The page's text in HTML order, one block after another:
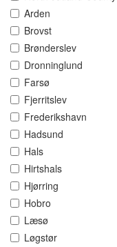
Arden
Brovst
Brønderslev
Dronninglund
Farsø
Fjerritslev
Frederikshavn
Hadsund
Hals
Hirtshals
Hjørring
Hobro
Læsø
Løgstør